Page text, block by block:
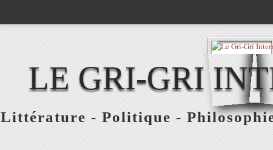
LE GRI-GRI
Littérature - Politique -